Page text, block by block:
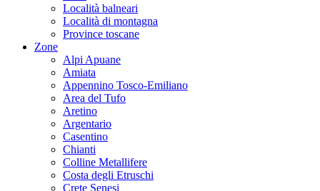
Località balneari
Località di montagna
Province toscane
Zone
Alpi Apuane
Amiata
Appennino Tosco-Emiliano
Area del Tufo
Aretino
Argentario
Casentino
Chianti
Colline Metallifere
Costa degli Etruschi
Crete Senesi